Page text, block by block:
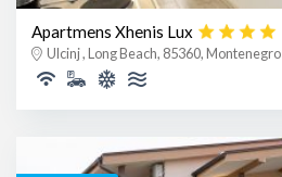
Apartmens Xhenis Lux
Ulcinj , Long Beach, 85360, Montenegro